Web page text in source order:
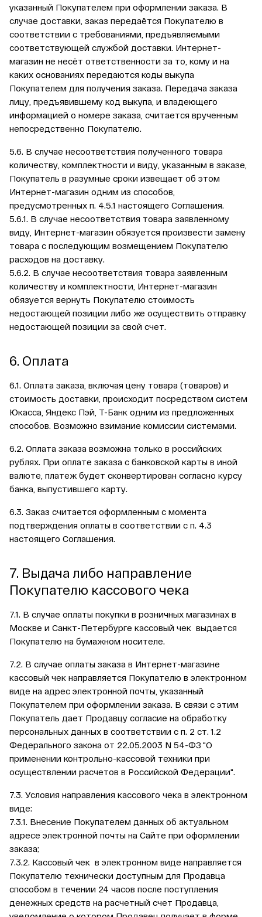
указанный Покупателем при оформлении заказа. В
случае доставки, заказ передаётся Покупателю в
соответствии с требованиями, предъявляемыми
соответствующей службой доставки. Интернет-
магазин не несёт ответственности за то, кому и на
каких основаниях передаются коды выкупа
Покупателем для получения заказа. Передача заказа
лицу, предъявившему код выкупа, и владеющего
информацией о номере заказа, считается врученным
непосредственно Покупателю.
5.6. В случае несоответствия полученного товара
количеству, комплектности и виду, указанным в заказе,
Покупатель в разумные сроки извещает об этом
Интернет-магазин одним из способов,
предусмотренных п. 4.5.1 настоящего Соглашения.
5.6.1. В случае несоответствия товара заявленному
виду, Интернет-магазин обязуется произвести замену
товара с последующим возмещением Покупателю
расходов на доставку.
5.6.2. В случае несоответствия товара заявленным
количеству и комплектности, Интернет-магазин
обязуется вернуть Покупателю стоимость
недостающей позиции либо же осуществить отправку
недостающей позиции за свой счет.
6. Оплата
6.1. Оплата заказа, включая цену товара (товаров) и
стоимость доставки, происходит посредством систем
Юкасса, Яндекс Пэй, Т-Банк одним из предложенных
способов. Возможно взимание комиссии системами.
6.2. Оплата заказа возможна только в российских
рублях. При оплате заказа с банковской карты в иной
валюте, платеж будет сконвертирован согласно курсу
банка, выпустившего карту.
6.3. Заказ считается оформленным с момента
подтверждения оплаты в соответствии с п. 4.3
настоящего Соглашения.
7. Выдача либо направление
Покупателю кассового чека
7.1. В случае оплаты покупки в розничных магазинах в
Москве и Санкт-Петербурге кассовый чек выдается
Покупателю на бумажном носителе.
7.2. В случае оплаты заказа в Интернет-магазине
кассовый чек направляется Покупателю в электронном
виде на адрес электронной почты, указанный
Покупателем при оформлении заказа. В связи с этим
Покупатель дает Продавцу согласие на обработку
персональных данных в соответствии с п. 2 ст. 1.2
Федерального закона от 22.05.2003 N 54-ФЗ "О
применении контрольно-кассовой техники при
осуществлении расчетов в Российской Федерации".
7.3. Условия направления кассового чека в электронном
виде:
7.3.1. Внесение Покупателем данных об актуальном
адресе электронной почты на Сайте при оформлении
заказа;
7.3.2. Кассовый чек в электронном виде направляется
Покупателю технически доступным для Продавца
способом в течении 24 часов после поступления
денежных средств на расчетный счет Продавца,